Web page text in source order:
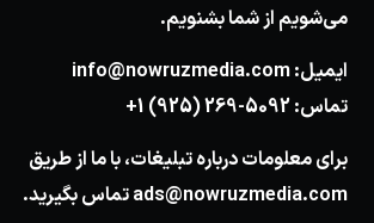
می‌شویم از شما بشنویم.
ایمیل:info@nowruzmedia.com
تماس:+1 (925) 269-5092
برای معلومات درباره تبلیغات، با ما از طریق
ads@nowruzmedia.comتماس بگیرید.